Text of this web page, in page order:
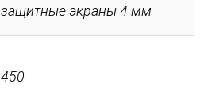
защитные экраны 4 мм
450